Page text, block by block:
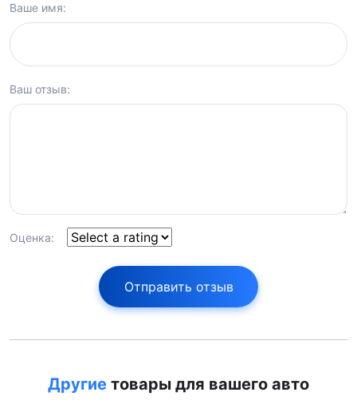
Ваше имя:
Ваш отзыв:
Оценка:
Отправить отзыв
Другие товары для вашего авто